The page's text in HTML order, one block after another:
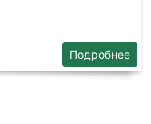
Подробнее